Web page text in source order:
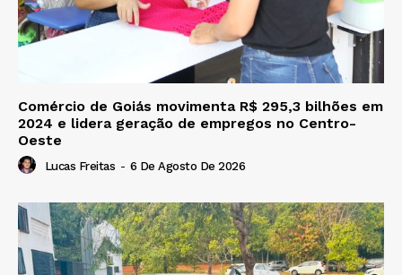
Comércio de Goiás movimenta R$ 295,3 bilhões em
2024 e lidera geração de empregos no Centro-
Oeste
Lucas Freitas - 6 De Agosto De 2026